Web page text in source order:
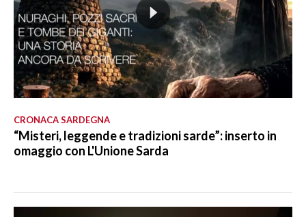
CRONACA SARDEGNA
“Misteri, leggende e tradizioni sarde”: inserto in
omaggio con L'Unione Sarda